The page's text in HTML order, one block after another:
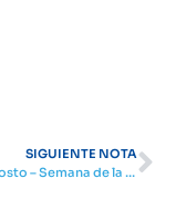
SIGUIENTE NOTA
1 al 7 de Agosto – Semana de la lactancia